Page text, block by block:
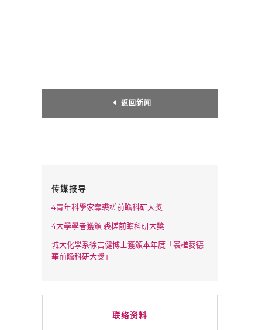
返回新闻
传媒报导
4青年科學家奪裘槎前瞻科研大獎
4大學學者獲頒 裘槎前瞻科研大獎
城大化學系徐吉健博士獲頒本年度「裘槎麥德
華前瞻科研大獎」
联络资料